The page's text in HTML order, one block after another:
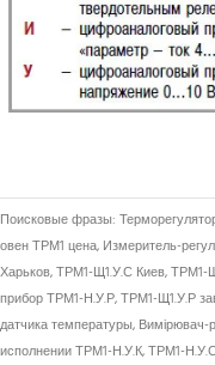
Поисковые фразы:
овен ТРМ1 цена, Измеритель-
Харьков, ТРМ1-Щ1.У.С Киев, ТРМ1-
прибор ТРМ1-Н.У.Р, ТРМ1-Щ1.У.Р
датчика температуры,
исполнении ТРМ1-Н.У.К, ТРМ1-